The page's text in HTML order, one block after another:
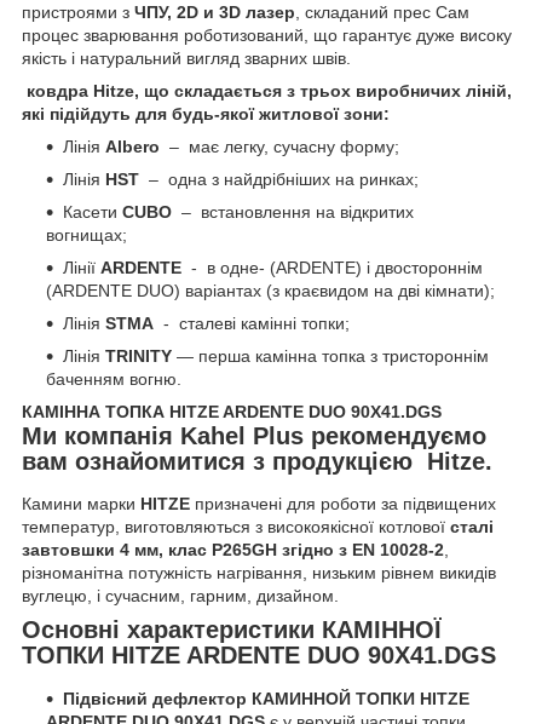
пристроями з ЧПУ, 2D и 3D лазер , складаний прес Сам
процес зварювання роботизований, що гарантує дуже високу
якість і натуральний вигляд зварних швів.
ковдра Hitze, що складається з трьох виробничих ліній,
які підійдуть для будь-якої житлової зони:
Лінія Albero – має легку, сучасну форму;
Лінія HST – одна з найдрібніших на ринках;
Касети CUBO – встановлення на відкритих
вогнищах;
Лінії ARDENTE - в одне- (ARDENTE) і двостороннім
(ARDENTE DUO) варіантах (з краєвидом на дві кімнати);
Лінія STMA - сталеві камінні топки;
Лінія TRINITY — перша камінна топка з тристороннім
баченням вогню.
КАМІННА ТОПКА HITZE ARDENTE DUO 90X41.DGS
Ми компанія Kahel Plus рекомендуємо
вам ознайомитися з продукцією Hitze.
Камини марки HITZE призначені для роботи за підвищених
температур, виготовляються з високоякісної котлової сталі
завтовшки 4 мм, клас P265GH згідно з EN 10028-2,
різноманітна потужність нагрівання, низьким рівнем викидів
вуглецю, і сучасним, гарним, дизайном.
Основні характеристики КАМІННОЇ
ТОПКИ HITZE ARDENTE DUO 90X41.DGS
Підвісний дефлектор КАМИННОЙ ТОПКИ HITZE